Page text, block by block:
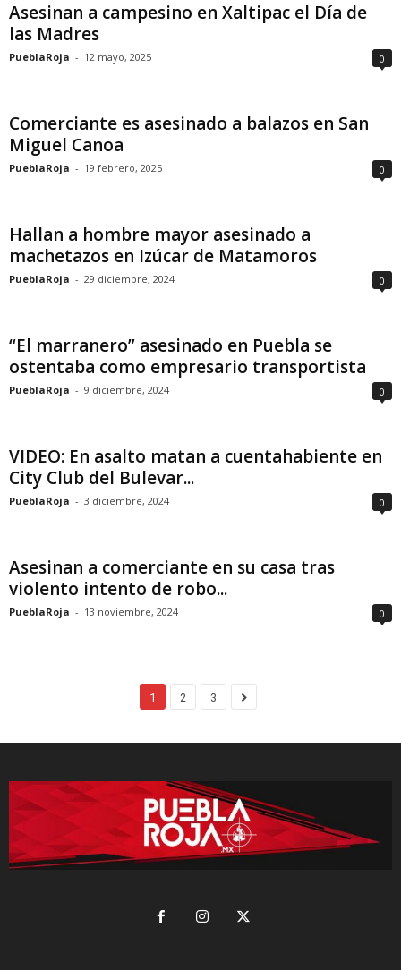
Asesinan a campesino en Xaltipac el Día de
las Madres
PueblaRoja - 12 mayo, 2025 0
Comerciante es asesinado a balazos en San
Miguel Canoa
PueblaRoja - 19 febrero, 2025 0
Hallan a hombre mayor asesinado a
machetazos en Izúcar de Matamoros
PueblaRoja - 29 diciembre, 2024 0
“El marranero” asesinado en Puebla se
ostentaba como empresario transportista
PueblaRoja - 9 diciembre, 2024 0
VIDEO: En asalto matan a cuentahabiente en
City Club del Bulevar...
PueblaRoja - 3 diciembre, 2024 0
Asesinan a comerciante en su casa tras
violento intento de robo...
PueblaRoja - 13 noviembre, 2024 0
1 2 3